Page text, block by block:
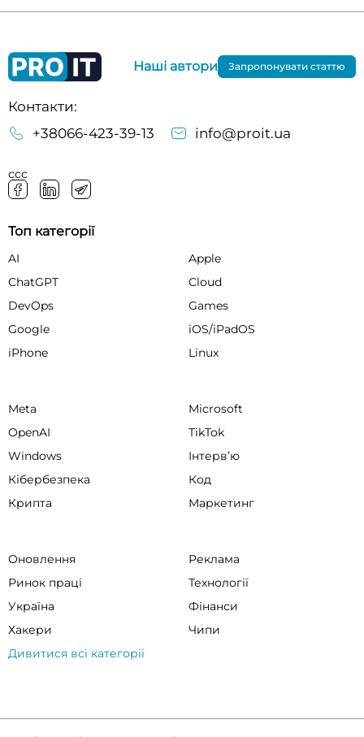
Контакти:
+38066-423-39-13
info@proit.ua
ссс
Наші автори Запропонувати статтю
Топ категорії
AI
Apple
ChatGPT
Cloud
DevOps
Games
Google
iOS/iPadOS
iPhone
Linux
Meta
Microsoft
OpenAI
TikTok
Windows
Інтервʼю
Кібербезпека
Код
Крипта
Маркетинг
Оновлення
Реклама
Ринок праці
Технології
Україна
Фінанси
Хакери
Чипи
Дивитися всі категорії